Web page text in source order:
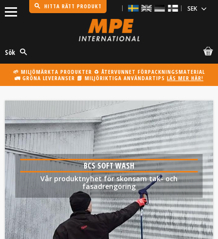
HITTA RÄTT PRODUKT
Sök
🌱 MILJÖMÄRKTA PRODUKTER ♻️ ÅTERVUNNET FÖRPACKNINGSMATERIAL
🚛 GRÖNA LEVERANSER 📗 MILJÖRIKTIGA ANVÄNDARTIPS LÄS MER HÄR!
BCS SOFT WASH
Vår produktnyhet för skonsam tak- och
fasadrengöring